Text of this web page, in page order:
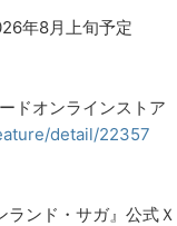
年8月上旬予定
ドオンラインストア
detail/22357
ンド・サガ』公式Ｘ